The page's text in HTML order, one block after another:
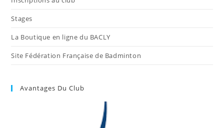
Stages
La Boutique en ligne du BACLY
Site Fédération Française de Badminton
Avantages Du Club